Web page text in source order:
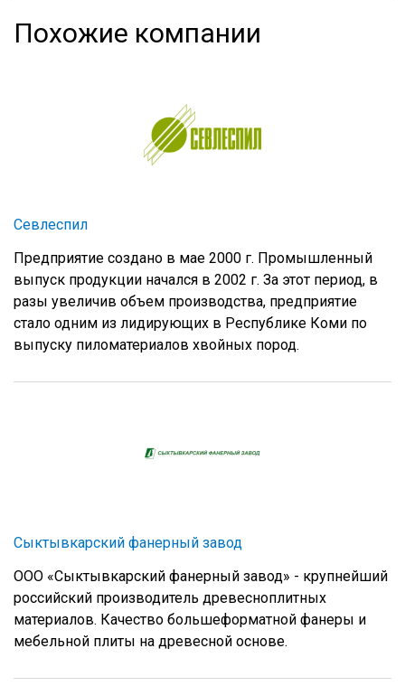
Похожие компании
Севлеспил
Предприятие создано в мае 2000 г. Промышленный
выпуск продукции начался в 2002 г. За этот период, в
разы увеличив объем производства, предприятие
стало одним из лидирующих в Республике Коми по
выпуску пиломатериалов хвойных пород.
Сыктывкарский фанерный завод
ООО «Сыктывкарский фанерный завод» - крупнейший
российский производитель древесноплитных
материалов. Качество большеформатной фанеры и
мебельной плиты на древесной основе.